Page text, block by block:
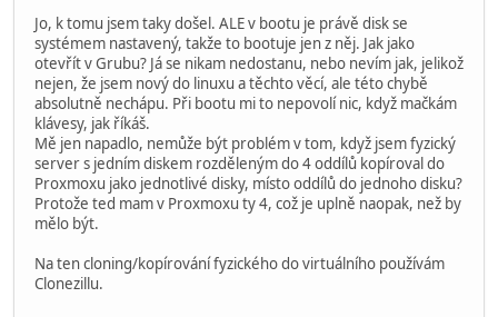
Jo, k tomu jsem taky došel. ALE v bootu je právě disk se
systémem nastavený, takže to bootuje jen z něj. Jak jako
otevřít v Grubu? Já se nikam nedostanu, nebo nevím jak, jelikož
nejen, že jsem nový do linuxu a těchto věcí, ale této chybě
absolutně nechápu. Při bootu mi to nepovolí nic, když mačkám
klávesy, jak říkáš.
Mě jen napadlo, nemůže být problém v tom, když jsem fyzický
server s jedním diskem rozděleným do 4 oddílů kopíroval do
Proxmoxu jako jednotlivé disky, místo oddílů do jednoho disku?
Protože ted mam v Proxmoxu ty 4, což je uplně naopak, než by
mělo být.
Na ten cloning/kopírování fyzického do virtuálního používám
Clonezillu.